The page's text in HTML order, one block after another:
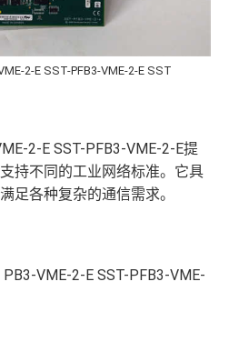
2-E SST-PFB3-VME-2-E SST
2-E SST-PFB3-VME-2-E提
持不同的工业网络标准。它具
足各种复杂的通信需求。
VME-2-E SST-PFB3-VME-